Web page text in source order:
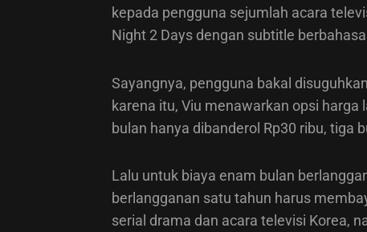
kepada pengguna sejumlah acara
Night 2 Days dengan subtitle
Sayangnya, pengguna bakal
karena itu, Viu menawarkan opsi
bulan hanya dibanderol Rp30 ribu, tiga
Lalu untuk biaya enam bulan
berlangganan satu tahun harus
serial drama dan acara televisi Korea,